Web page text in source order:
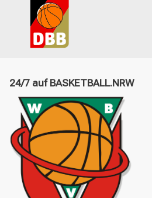
24/7 auf BASKETBALL.NRW